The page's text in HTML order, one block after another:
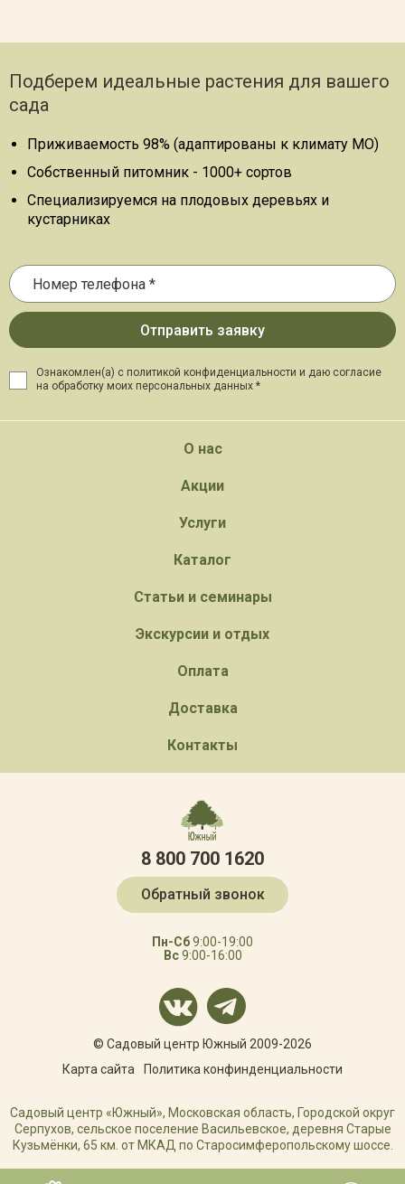
Подберем идеальные растения для вашего
сада
Приживаемость 98% (адаптированы к климату МО)
Собственный питомник - 1000+ сортов
Специализируемся на плодовых деревьях и
кустарниках
Ознакомлен(а) с политикой конфиденциальности и даю согласие
на обработку моих персональных данных *
О нас
Акции
Услуги
Каталог
Статьи и семинары
Экскурсии и отдых
Оплата
Доставка
Контакты
8 800 700 1620
Обратный звонок
Пн-Сб9:00-19:00
Вс9:00-16:00
© Садовый центр Южный 2009-2026
Карта сайта
Политика конфинденциальности
Садовый центр «Южный», Московская область, Городской округ
Серпухов, сельское поселение Васильевское, деревня Старые
Кузьмёнки, 65 км. от МКАД по Старосимферопольскому шоссе.